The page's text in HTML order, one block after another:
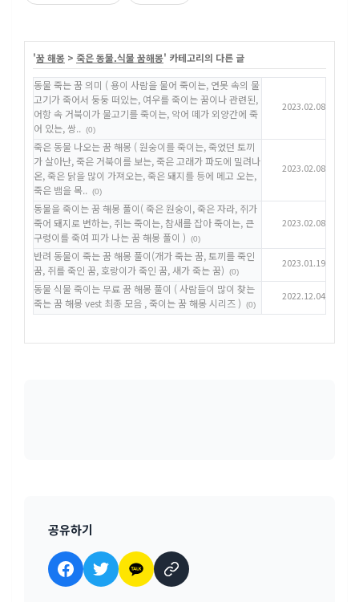
'꿈 해몽 > 죽은 동물.식물 꿈해몽' 카테고리의 다른 글
동물 죽는 꿈 의미 ( 용이 사람을 물어 죽이는, 연못 속의 물
고기가 죽어서 둥둥 떠있는, 여우를 죽이는 꿈이나 관련된,
어항 속 거북이가 물고기를 죽이는, 악어 떼가 외양간에 죽
어 있는, 쌍..
(0)
2023.02.08
죽은 동물 나오는 꿈 해몽 ( 원숭이를 죽이는, 죽었던 토끼
가 살아난, 죽은 거북이를 보는, 죽은 고래가 파도에 밀려나
온, 죽은 닭을 많이 가져오는, 죽은 돼지를 등에 메고 오는,
죽은 뱀을 목..
(0)
2023.02.08
동물을 죽이는 꿈 해몽 풀이( 죽은 원숭이, 죽은 자라, 쥐가
죽어 돼지로 변하는, 쥐는 죽이는, 참새를 잡아 죽이는, 큰
구렁이를 죽여 피가 나는 꿈 해몽 풀이 )
(0)
2023.02.08
반려 동물이 죽는 꿈 해몽 풀이(개가 죽는 꿈, 토끼를 죽인
꿈, 쥐를 죽인 꿈, 호랑이가 죽인 꿈, 새가 죽는 꿈)
(0)
2023.01.19
동물 식물 죽이는 무료 꿈 해몽 풀이 ( 사람들이 많이 찾는
죽는 꿈 해몽 vest 최종 모음 , 죽이는 꿈 해몽 시리즈 )
(0)
2022.12.04
공유하기